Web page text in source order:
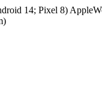
14; Pixel 8)